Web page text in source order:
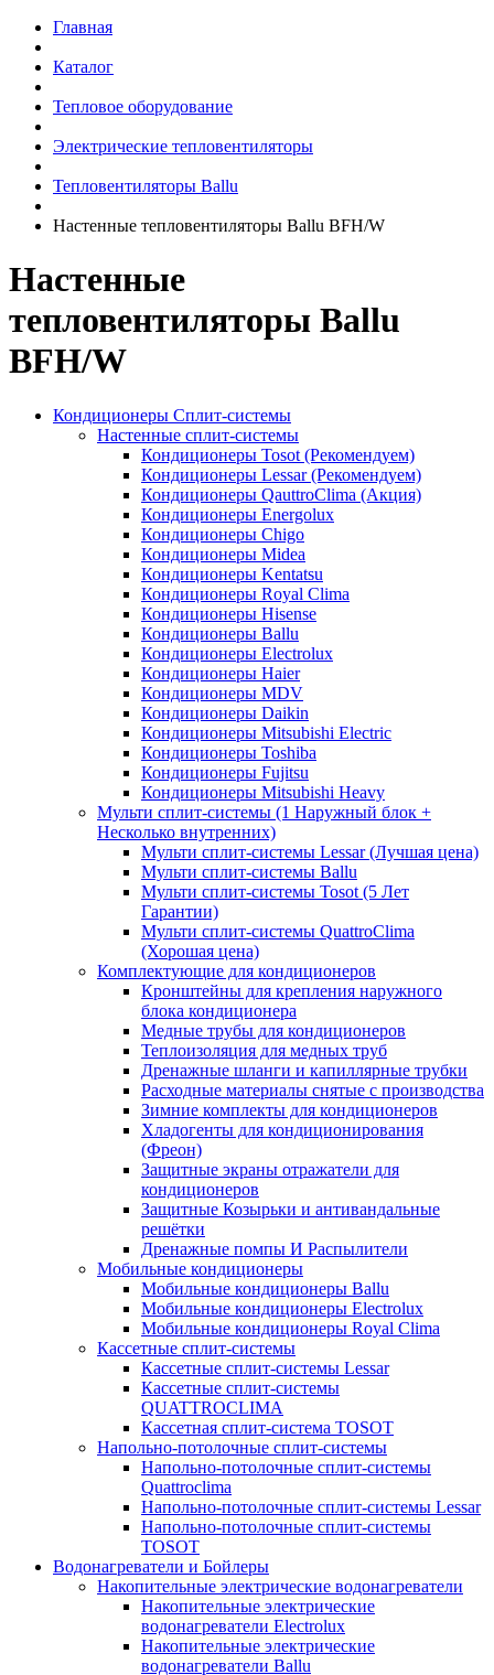
Главная
Каталог
Тепловое оборудование
Электрические тепловентиляторы
Тепловентиляторы Ballu
Настенные тепловентиляторы Ballu BFH/W
Настенные
тепловентиляторы Ballu
BFH/W
Кондиционеры Сплит-системы
Настенные сплит-системы
Кондиционеры Tosot (Рекомендуем)
Кондиционеры Lessar (Рекомендуем)
Кондиционеры QauttroClima (Акция)
Кондиционеры Energolux
Кондиционеры Chigo
Кондиционеры Midea
Кондиционеры Kentatsu
Кондиционеры Royal Clima
Кондиционеры Hisense
Кондиционеры Ballu
Кондиционеры Electrolux
Кондиционеры Haier
Кондиционеры MDV
Кондиционеры Daikin
Кондиционеры Mitsubishi Electric
Кондиционеры Toshiba
Кондиционеры Fujitsu
Кондиционеры Mitsubishi Heavy
Мульти сплит-системы (1 Наружный блок +
Несколько внутренних)
Мульти сплит-системы Lessar (Лучшая цена)
Мульти сплит-системы Ballu
Мульти сплит-системы Tosot (5 Лет
Гарантии)
Мульти сплит-системы QuattroClima
(Хорошая цена)
Комплектующие для кондиционеров
Кронштейны для крепления наружного
блока кондиционера
Медные трубы для кондиционеров
Теплоизоляция для медных труб
Дренажные шланги и капиллярные трубки
Расходные материалы снятые с производства
Зимние комплекты для кондиционеров
Хладогенты для кондиционирования
(Фреон)
Защитные экраны отражатели для
кондиционеров
Защитные Козырьки и антивандальные
решётки
Дренажные помпы И Распылители
Мобильные кондиционеры
Мобильные кондиционеры Ballu
Мобильные кондиционеры Electrolux
Мобильные кондиционеры Royal Clima
Кассетные сплит-системы
Кассетные сплит-системы Lessar
Кассетные сплит-системы
QUATTROCLIMA
Кассетная сплит-система TOSOT
Напольно-потолочные сплит-системы
Напольно-потолочные сплит-системы
Quattroclima
Напольно-потолочные сплит-системы Lessar
Напольно-потолочные сплит-системы
TOSOT
Водонагреватели и Бойлеры
Накопительные электрические водонагреватели
Накопительные электрические
водонагреватели Electrolux
Накопительные электрические
водонагреватели Ballu